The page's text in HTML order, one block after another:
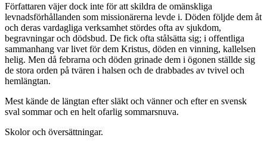
Författaren väjer dock inte för att skildra de omänskliga
levnadsförhållanden som missionärerna levde i. Döden följde dem åt
och deras vardagliga verksamhet stördes ofta av sjukdom,
begravningar och dödsbud. De fick ofta stålsätta sig; i offentliga
sammanhang var livet för dem Kristus, döden en vinning, kallelsen
helig. Men då febrarna och döden grinade dem i ögonen ställde sig
de stora orden på tvären i halsen och de drabbades av tvivel och
hemlängtan.
Mest kände de längtan efter släkt och vänner och efter en svensk
sval sommar och en helt ofarlig sommarsnuva.
Skolor och översättningar.